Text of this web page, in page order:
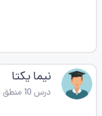
نیما یکتا
درس 10 منطق دهم